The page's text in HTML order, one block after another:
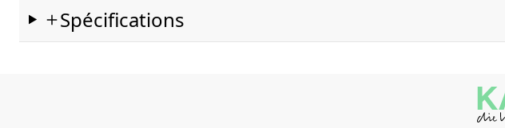
Spécifications